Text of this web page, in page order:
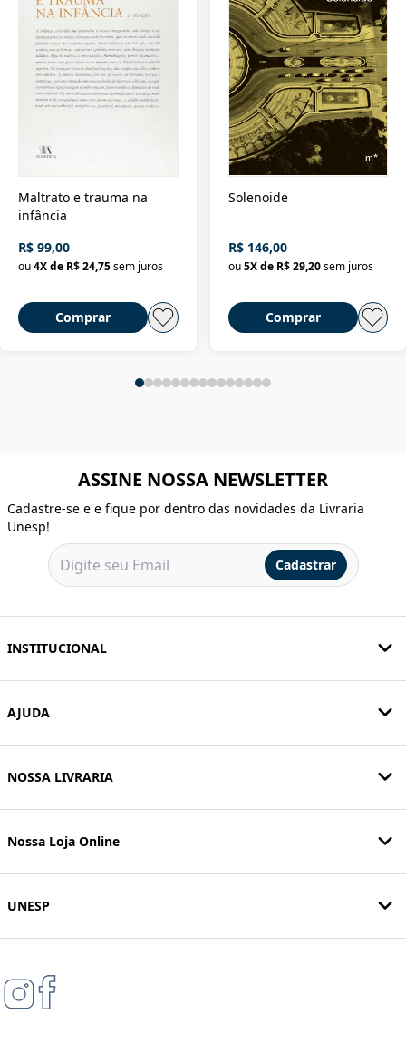
Maltrato e trauma na
infância
R$ 99,00
ou4X de R$ 24,75sem juros
Comprar
Solenoide
R$ 146,00
ou 5X de R$ 29,20 sem juros
Comprar
ASSINE NOSSA NEWSLETTER
Cadastre-se e e fique por dentro das novidades da Livraria
Unesp!
Cadastrar
INSTITUCIONAL
AJUDA
NOSSA LIVRARIA
Nossa Loja Online
UNESP